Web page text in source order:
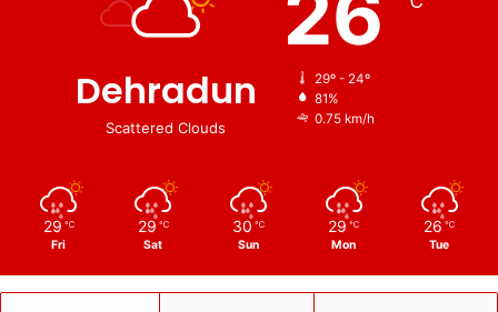
Dehradun
Scattered Clouds
29º - 24º
81%
0.75 km/h
29 ℃
Fri
29 ℃
Sat
30 ℃
Sun
29 ℃
Mon
26 ℃
Tue